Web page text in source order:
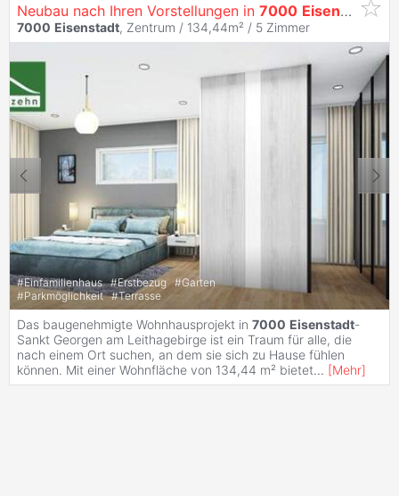
Neubau nach Ihren Vorstellungen in 7000 Eisenstadt -
7000 Eisenstadt, Zentrum / 134,44m² / 5 Zimmer
#Einfamilienhaus #Erstbezug #Garten
#Parkmöglichkeit #Terrasse
Das baugenehmigte Wohnhausprojekt in 7000 Eisenstadt-
Sankt Georgen am Leithagebirge ist ein Traum für alle, die
nach einem Ort suchen, an dem sie sich zu Hause fühlen
können. Mit einer Wohnfläche von 134,44 m² bietet... [Mehr]